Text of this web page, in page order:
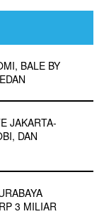
BALE BY
JAKARTA-
DAN
3 MILIAR